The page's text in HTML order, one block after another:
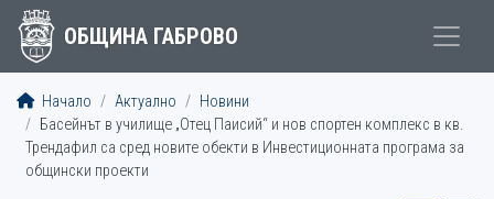
ОБЩИНА ГАБРОВО
Начало Актуално
Новини
Басейнът в училище „Отец Паисий“ и нов спортен комплекс в кв.
Трендафил са сред новите обекти в Инвестиционната програма за
общински проекти